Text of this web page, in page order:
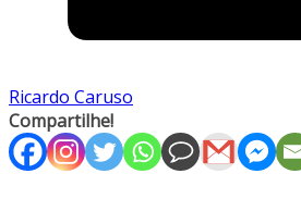
Ricardo Caruso
Compartilhe!